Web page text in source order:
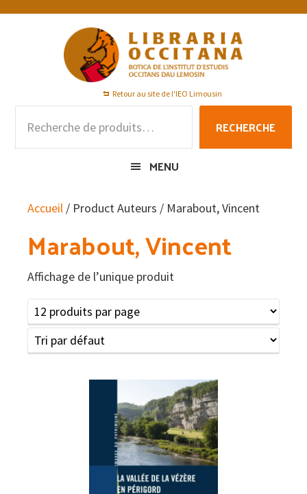
Passer
Passer
Passer
Retour au site de l'IEO Limousin
pour :
RECHERCHE
MENU
Accueil / Product Auteurs / Marabout, Vincent
Marabout, Vincent
Affichage de l’unique produit